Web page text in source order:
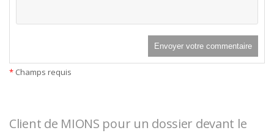
* Champs requis
Client de MIONS pour un dossier devant le